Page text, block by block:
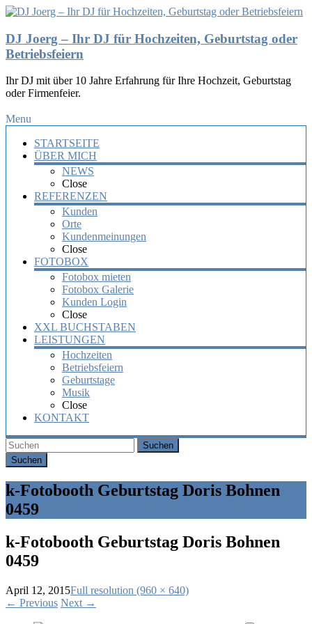
DJ Joerg – Ihr DJ für Hochzeiten, Geburtstag oder
Betriebsfeiern
Ihr DJ mit über 10 Jahre Erfahrung für Ihre Hochzeit, Geburtstag
oder Firmenfeier.
Menu
STARTSEITE
ÜBER MICH
NEWS
Close
REFERENZEN
Kunden
Orte
Kundenmeinungen
Close
FOTOBOX
Fotobox mieten
Fotobox Galerie
Kunden Login
Close
XXL BUCHSTABEN
LEISTUNGEN
Hochzeiten
Betriebsfeiern
Geburtstage
Musik
Close
KONTAKT
Suchen
k-Fotobooth Geburtstag Doris Bohnen
0459
k-Fotobooth Geburtstag Doris Bohnen
0459
April 12, 2015Full resolution (960 × 640)
← Previous Next →